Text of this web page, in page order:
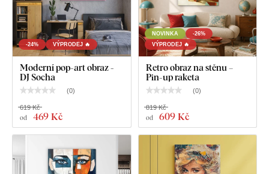
Přehledný návod na montáž
-24% VÝPRODEJ 🔥
Moderní pop-art obraz -
DJ Socha
(0)
od 469 Kč
619 Kč
NOVINKA
-26%
VÝPRODEJ 🔥
Retro obraz na stěnu –
Pin-up raketa
(0)
od 609 Kč
819 Kč